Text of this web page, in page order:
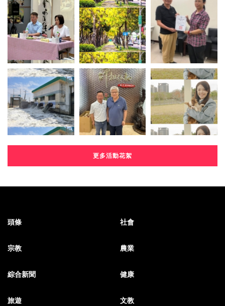
更多活動花絮
頭條 社會
宗教 農業
綜合新聞 健康
旅遊 文教